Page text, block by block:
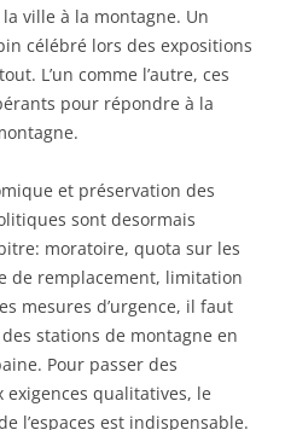
ville à la montagne. Un
célébré lors des expositions
L’un comme l’autre, ces
pour répondre à la
et préservation des
sont desormais
moratoire, quota sur les
de remplacement, limitation
mesures d’urgence, il faut
stations de montagne en
Pour passer des
qualitatives, le
l’espaces est indispensable.